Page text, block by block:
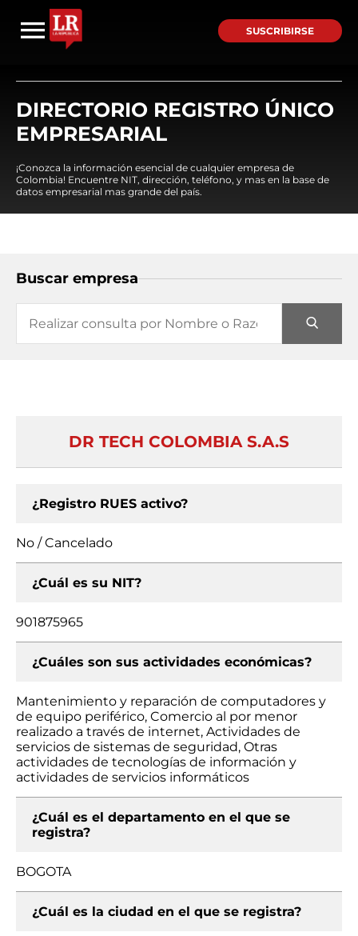
SUSCRIBIRSE
DIRECTORIO REGISTRO ÚNICO
EMPRESARIAL
¡Conozca la información esencial de cualquier empresa de
Colombia! Encuentre NIT, dirección, teléfono, y mas en la base de
datos empresarial mas grande del país.
Buscar empresa
DR TECH COLOMBIA S.A.S
¿Registro RUES activo?
No / Cancelado
¿Cuál es su NIT?
901875965
¿Cuáles son sus actividades económicas?
Mantenimiento y reparación de computadores y
de equipo periférico, Comercio al por menor
realizado a través de internet, Actividades de
servicios de sistemas de seguridad, Otras
actividades de tecnologías de información y
actividades de servicios informáticos
¿Cuál es el departamento en el que se
registra?
BOGOTA
¿Cuál es la ciudad en el que se registra?